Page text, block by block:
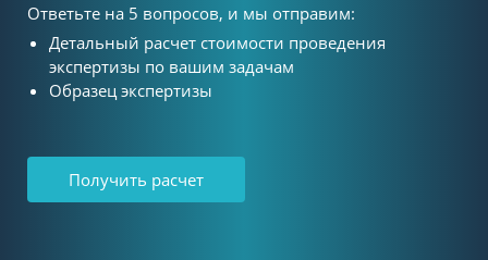
Ответьте на 5 вопросов, и мы отправим:
Детальный расчет стоимости проведения
экспертизы по вашим задачам
Образец экспертизы
Получить расчет